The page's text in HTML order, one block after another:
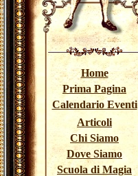
Home
Prima Pagina
Calendario Eventi
Articoli
Chi Siamo
Dove Siamo
Scuola di Magia